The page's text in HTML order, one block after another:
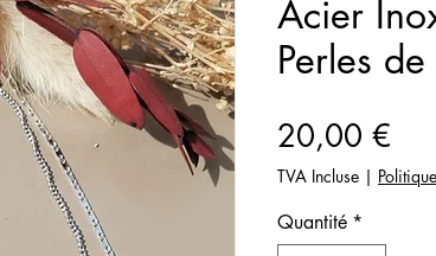
Acier
Perles
20,00 €
TVA Incluse |
Quantité *